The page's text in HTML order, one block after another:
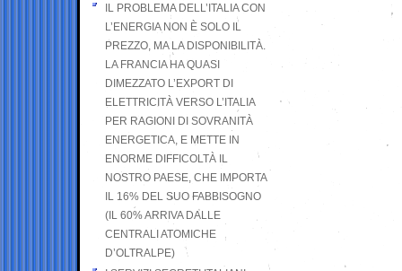
IL PROBLEMA DELL’ITALIA CON
L’ENERGIA NON È SOLO IL
PREZZO, MA LA DISPONIBILITÀ.
LA FRANCIA HA QUASI
DIMEZZATO L’EXPORT DI
ELETTRICITÀ VERSO L’ITALIA
PER RAGIONI DI SOVRANITÀ
ENERGETICA, E METTE IN
ENORME DIFFICOLTÀ IL
NOSTRO PAESE, CHE IMPORTA
IL 16% DEL SUO FABBISOGNO
(IL 60% ARRIVA DALLE
CENTRALI ATOMICHE
D’OLTRALPE)